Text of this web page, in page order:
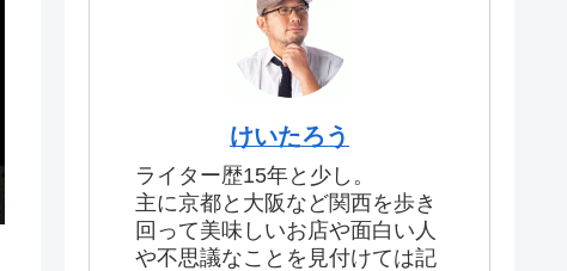
けいたろう
ライター歴15年と少し。
主に京都と大阪など関西を歩き
回って美味しいお店や面白い人
や不思議なことを見付けては記